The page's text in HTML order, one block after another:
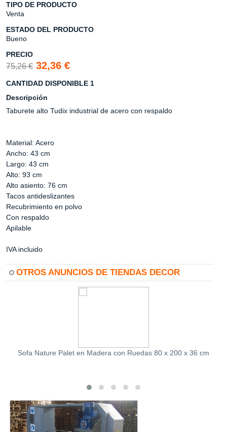
TIPO DE PRODUCTO
Venta
ESTADO DEL PRODUCTO
Bueno
PRECIO
75,26 € 32,36 €
CANTIDAD DISPONIBLE 1
Descripción
Taburete alto Tudix industrial de acero con respaldo
Material: Acero
Ancho: 43 cm
Largo: 43 cm
Alto: 93 cm
Alto asiento: 76 cm
Tacos antideslizantes
Recubrimiento en polvo
Con respaldo
Apilable
IVA incluido
OTROS ANUNCIOS DE TIENDAS DECOR
Sofa Nature Palet en Madera con Ruedas 80 x 200 x 36 cm